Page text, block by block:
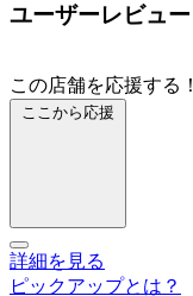
ユーザーレビュー
この店舗を応援する！
ここから応援
詳細を見る
ピックアップとは？